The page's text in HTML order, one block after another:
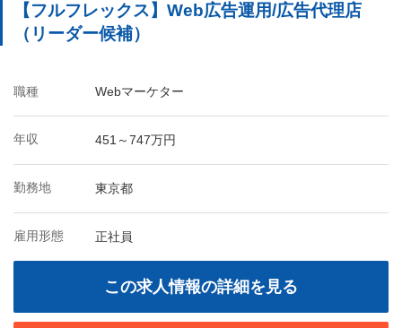
【フルフレックス】Web広告運用/広告代理店
（リーダー候補）
職種 Webマーケター
年収 451～747万円
勤務地 東京都
雇用形態 正社員
この求人情報の詳細を見る